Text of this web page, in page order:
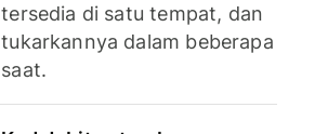
tersedia di satu tempat, dan
tukarkannya dalam beberapa
saat.